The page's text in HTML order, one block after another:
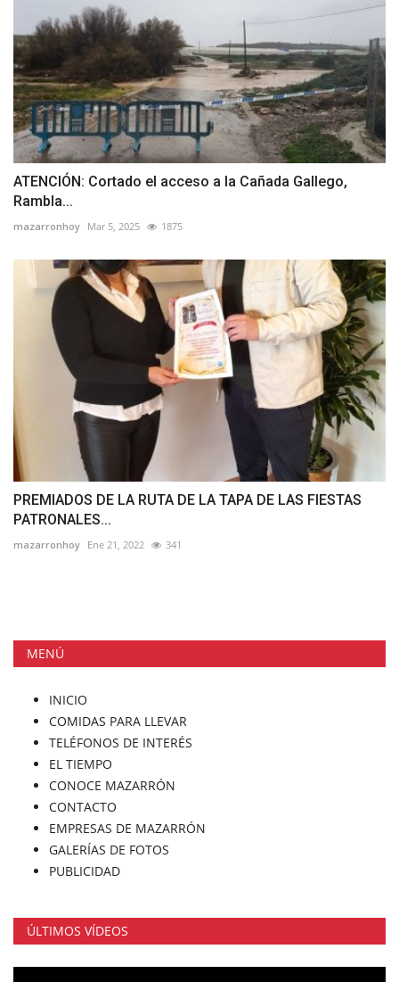
ATENCIÓN: Cortado el acceso a la Cañada Gallego,
Rambla...
mazarronhoy Mar 5, 2025 1875
PREMIADOS DE LA RUTA DE LA TAPA DE LAS FIESTAS
PATRONALES...
mazarronhoy Ene 21, 2022 341
MENÚ
INICIO
COMIDAS PARA LLEVAR
TELÉFONOS DE INTERÉS
EL TIEMPO
CONOCE MAZARRÓN
CONTACTO
EMPRESAS DE MAZARRÓN
GALERÍAS DE FOTOS
PUBLICIDAD
ÚLTIMOS VÍDEOS